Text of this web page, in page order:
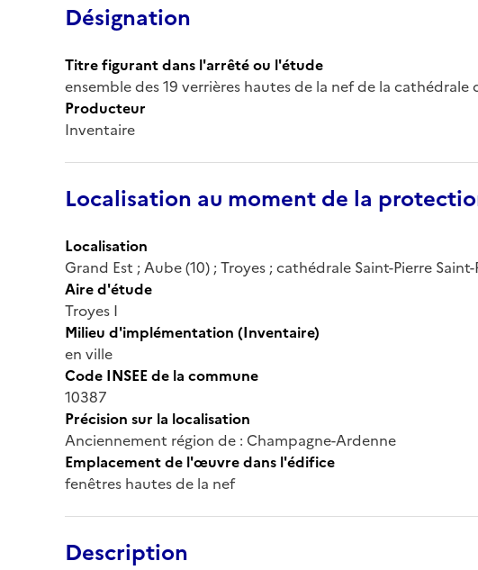
Désignation
Titre figurant dans l'arrêté ou l'étude
ensemble des 19 verrières hautes de la nef de la cathédrale
Producteur
Inventaire
Localisation au moment de la
Localisation
Grand Est ; Aube (10) ; Troyes ; cathédrale Saint-Pierre Saint-
Aire d'étude
Troyes I
Milieu d'implémentation (Inventaire)
en ville
Code INSEE de la commune
10387
Précision sur la localisation
Anciennement région de : Champagne-Ardenne
Emplacement de l'œuvre dans l'édifice
fenêtres hautes de la nef
Description